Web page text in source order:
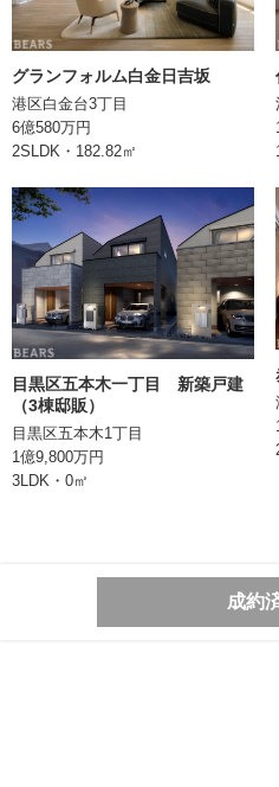
RC(鉄筋
現況
取引形態 媒介
備考
情報登録日 2024/05/
次回更新日
株式会社BEARS
東京都千代田区丸の内二丁目1番1
グランフォルム白金日吉坂
港区白金台3丁目
6億580万円
2SLDK・182.82㎡
目黒区五本木一丁目 新築戸建
（3棟邸販）
目黒区五本木1丁目
1億9,800万円
3LDK・0㎡
成約